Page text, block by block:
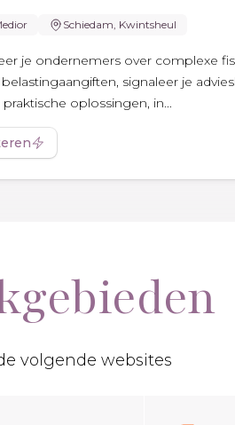
Schiedam, Kwintsheul
je ondernemers over complexe
signaleer je
oplossingen, in...
volgende websites